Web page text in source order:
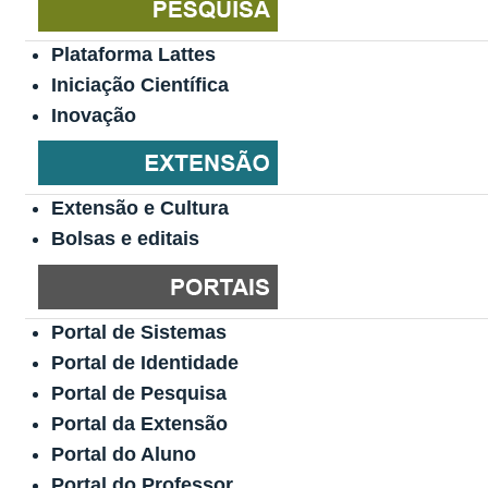
Plataforma Lattes
Iniciação Científica
Inovação
Extensão e Cultura
Bolsas e editais
Portal de Sistemas
Portal de Identidade
Portal de Pesquisa
Portal da Extensão
Portal do Aluno